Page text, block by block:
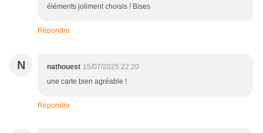
éléments joliment choisis ! Bises
Répondre
N nathouest 15/07/2025 22:20
une carte bien agréable !
Répondre